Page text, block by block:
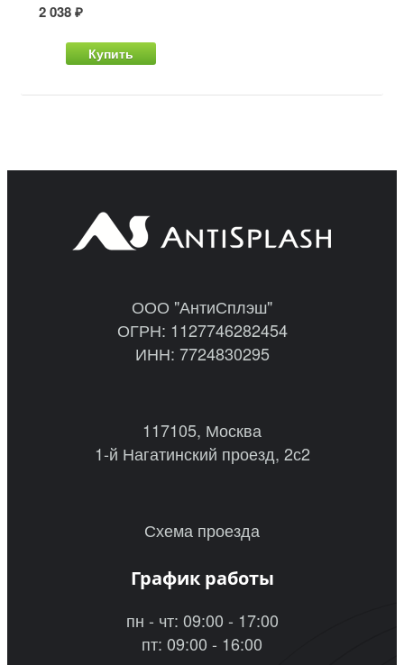
2 038 ₽
Купить
ООО "АнтиСплэш"
ОГРН: 1127746282454
ИНН: 7724830295
117105, Москва
1-й Нагатинский проезд, 2с2
Схема проезда
График работы
пн - чт: 09:00 - 17:00
пт: 09:00 - 16:00